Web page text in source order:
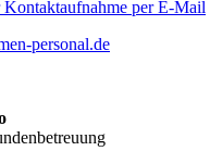
personal.de